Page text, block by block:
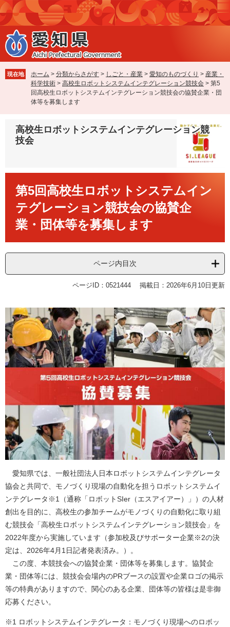
ペ
ー
ジ
の
先
で
す
メ
ニ
ュ
ー
を
ば
し
現在地 ホーム > 分類からさがす > しごと・産業 > 愛知のものづくり > 産業・
科学技術 > 高校生ロボットシステムインテグレーション競技会 > 第5
回高校生ロボットシステムインテグレーション競技会の協賛企業・団
体等を募集します
高校生ロボットシステムインテグレーション競
技会
第5回高校生ロボットシステムイン
テグレーション競技会の協賛企
業・団体等を募集します
ページ内目次
ページID：0521444 掲載日：2026年6月10日更新
愛知県では、一般社団法人日本ロボットシステムインテグレータ
協会と共同で、モノづくり現場の自動化を担うロボットシステムイ
ンテグレータ※1（通称「ロボットSIer（エスアイアー）」）の人材
創出を目的に、高校生の参加チームがモノづくりの自動化に取り組
む競技会「高校生ロボットシステムインテグレーション競技会」を
2022年度から実施しています（参加校及びサポーター企業※2の決
定は、2026年4月1日記者発表済み。）。
この度、本競技会への協賛企業・団体等を募集します。協賛企
業・団体等には、競技会会場内のPRブースの設置や企業ロゴの掲示
等の特典がありますので、関心のある企業、団体等の皆様は是非御
応募ください。
​※1 ロボットシステムインテグレータ：モノづくり現場へのロボッ